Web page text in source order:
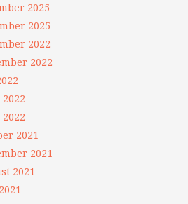
2025
2025
2022
2022
2021
2021
2021